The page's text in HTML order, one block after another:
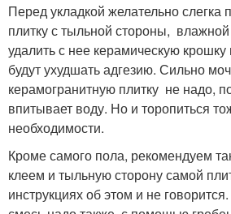
Перед укладкой желательно слегка
плитку с тыльной стороны,
удалить с нее керамическую
будут ухудшать адгезию. Сильно
керамогранитную плитку не надо,
впитывает воду. Но и торопиться
необходимости.
Кроме самого пола, рекомендуем
клеем и тыльную сторону самой
инструкциях об этом и не